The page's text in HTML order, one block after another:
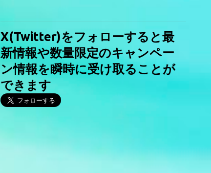
X(Twitter)をフォローすると最
新情報や数量限定のキャンペー
ン情報を瞬時に受け取ることが
できます